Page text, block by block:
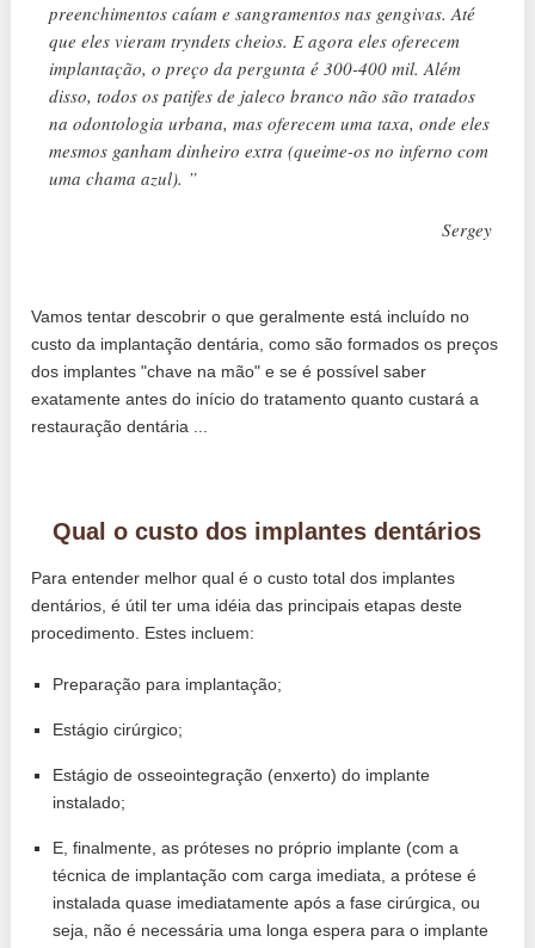
preenchimentos caíam e sangramentos nas gengivas. Até
que eles vieram tryndets cheios. E agora eles oferecem
implantação, o preço da pergunta é 300-400 mil. Além
disso, todos os patifes de jaleco branco não são tratados
na odontologia urbana, mas oferecem uma taxa, onde eles
mesmos ganham dinheiro extra (queime-os no inferno com
uma chama azul). ”
Sergey
Vamos tentar descobrir o que geralmente está incluído no
custo da implantação dentária, como são formados os preços
dos implantes "chave na mão" e se é possível saber
exatamente antes do início do tratamento quanto custará a
restauração dentária ...
Qual o custo dos implantes dentários
Para entender melhor qual é o custo total dos implantes
dentários, é útil ter uma idéia das principais etapas deste
procedimento. Estes incluem:
Preparação para implantação;
Estágio cirúrgico;
Estágio de osseointegração (enxerto) do implante
instalado;
E, finalmente, as próteses no próprio implante (com a
técnica de implantação com carga imediata, a prótese é
instalada quase imediatamente após a fase cirúrgica, ou
seja, não é necessária uma longa espera para o implante